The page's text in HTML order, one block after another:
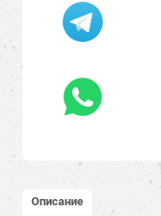
Описание